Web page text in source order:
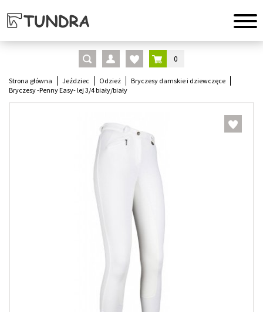
0
Strona główna Jeździec Odzież
Bryczesy damskie i dziewczęce
Bryczesy -Penny Easy- lej 3/4 biały/biały